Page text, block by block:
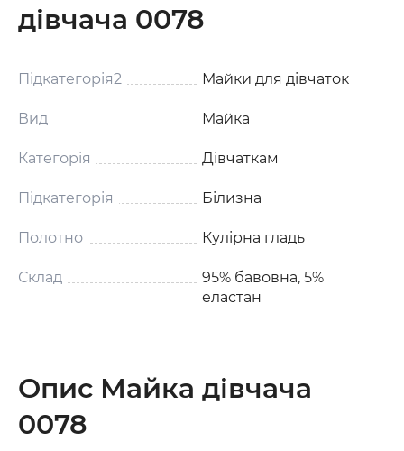
дівчача 0078
Підкатегорія2 Майки для дівчаток
Вид Майка
Категорія Дівчаткам
Підкатегорія Білизна
Полотно Кулірна гладь
Склад
95% бавовна, 5%
еластан
Опис Майка дівчача
0078